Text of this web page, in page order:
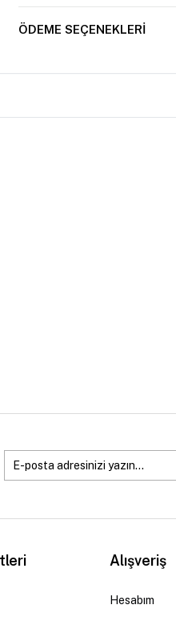
ÖDEME SEÇENEKLERI
Alışveriş
Hesabım